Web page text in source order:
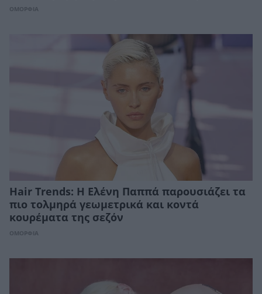
ΟΜΟΡΦΙΑ
Hair Trends: Η Ελένη Παππά παρουσιάζει τα
πιο τολμηρά γεωμετρικά και κοντά
κουρέματα της σεζόν
ΟΜΟΡΦΙΑ